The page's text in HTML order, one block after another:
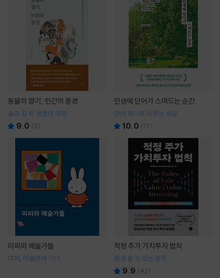
동물의 향기, 인간의 풍경
숲과 길 위 생명의 여정
9.0 ( 2)
인생에 단어가 스며드는 순간
단어 하나로 바뀌는 세상
10.0 (17)
미피와 예술가들
미피, 미술관에 가다
적정 주가 가치투자 법칙
평생 쓸 수 있는 원칙
9.9 (42)